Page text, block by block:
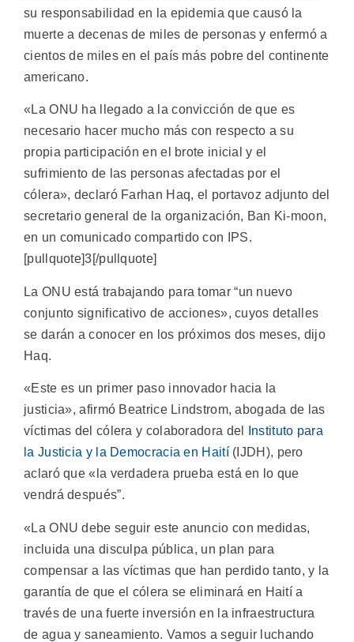
su responsabilidad en la epidemia que causó la
muerte a decenas de miles de personas y enfermó a
cientos de miles en el país más pobre del continente
americano.
«La ONU ha llegado a la convicción de que es
necesario hacer mucho más con respecto a su
propia participación en el brote inicial y el
sufrimiento de las personas afectadas por el
cólera», declaró Farhan Haq, el portavoz adjunto del
secretario general de la organización, Ban Ki-moon,
en un comunicado compartido con IPS.
[pullquote]3[/pullquote]
La ONU está trabajando para tomar “un nuevo
conjunto significativo de acciones», cuyos detalles
se darán a conocer en los próximos dos meses, dijo
Haq.
«Este es un primer paso innovador hacia la
justicia», afirmó Beatrice Lindstrom, abogada de las
víctimas del cólera y colaboradora del
Instituto para
la Justicia y la Democracia en Haití(IJDH), pero
aclaró que «la verdadera prueba está en lo que
vendrá después”.
«La ONU debe seguir este anuncio con medidas,
incluida una disculpa pública, un plan para
compensar a las víctimas que han perdido tanto, y la
garantía de que el cólera se eliminará en Haití a
través de una fuerte inversión en la infraestructura
de agua y saneamiento. Vamos a seguir luchando